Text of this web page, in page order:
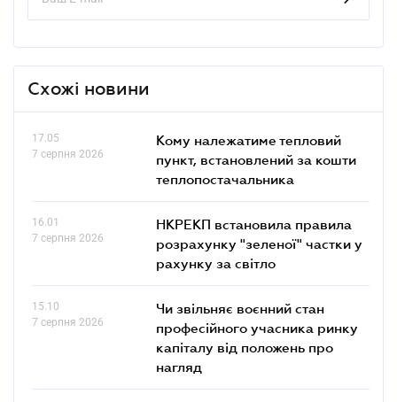
Схожі новини
17.05
7 серпня 2026
Кому належатиме тепловий
пункт, встановлений за кошти
теплопостачальника
16.01
7 серпня 2026
НКРЕКП встановила правила
розрахунку "зеленої" частки у
рахунку за світло
15.10
7 серпня 2026
Чи звільняє воєнний стан
професійного учасника ринку
капіталу від положень про
нагляд